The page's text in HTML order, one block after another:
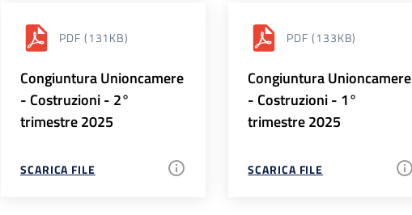
PDF (131KB)
Congiuntura Unioncamere
- Costruzioni - 2°
trimestre 2025
SCARICA FILE
PDF (133KB)
Congiuntura Unioncamere
- Costruzioni - 1°
trimestre 2025
SCARICA FILE